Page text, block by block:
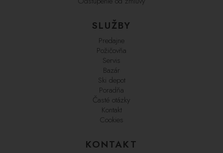
SLUŽBY
Predajne
Požičovňa
Servis
Bazár
Ski depot
Poradňa
Časté otázky
Kontakt
Cookies
KONTAKT